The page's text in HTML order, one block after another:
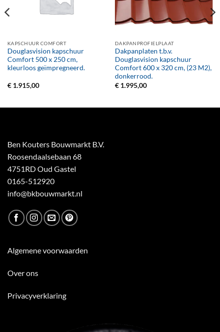
KAPSCHUUR COMFORT
Douglasvision kapschuur
Comfort 500 x 250 cm,
kleurloos geïmpregneerd.
€1.915,00
DAKPANPROFIELPLAAT
Dakpanplaten t.b.v.
Douglasvision kapschuur
Comfort 600 x 320 cm, (23 M2),
donkerrood.
€1.995,00
Ben Kouters Bouwmarkt B.V.
Roosendaalsebaan 68
4751RD Oud Gastel
0165-512920
info@bkbouwmarkt.nl
Algemene voorwaarden
Over ons
Privacyverklaring